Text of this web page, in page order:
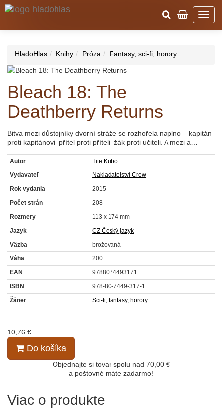
HladoHlas Knihy Próza Fantasy, sci-fi, horory
Bleach 18: The
Deathberry Returns
Bitva mezi důstojníky dvorní stráže se rozhořela naplno – kapitán
proti kapitánovi, přítel proti příteli, žák proti učiteli. A mezi a…
Autor
Tite Kubo
Vydavateľ
Nakladatelství Crew
Rok vydania
2015
Počet strán
208
Rozmery
113 x 174 mm
Jazyk
CZ Český jazyk
Väzba
brožovaná
Váha
200
EAN
9788074493171
ISBN
978-80-7449-317-1
Žáner
Sci-fi, fantasy, horory
10,76 €
Do košíka
Objednajte si tovar spolu nad 70,00 €
a poštovné máte zadarmo!
Viac o produkte